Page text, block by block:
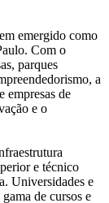
emergido como
Com o
parques
a
empresas de
e o
e técnico
Universidades e
de cursos e